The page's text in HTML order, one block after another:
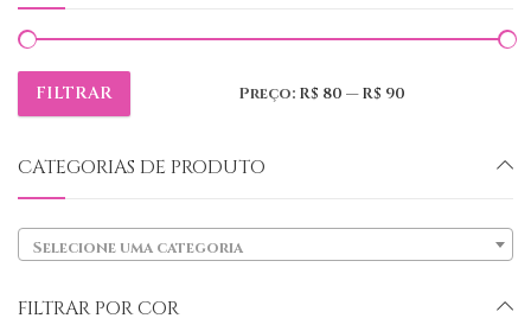
Preço
Preço
FILTRAR Preço: R$ 80 —R$ 90
CATEGORIAS DE PRODUTO
Selecione uma categoria
FILTRAR POR COR